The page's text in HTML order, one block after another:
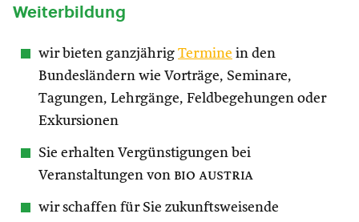
Weiterbildung
wir bieten ganzjährig Termine in den
Bundesländern wie Vorträge, Seminare,
Tagungen, Lehrgänge, Feldbegehungen oder
Exkursionen
Sie erhalten Vergünstigungen bei
Veranstaltungen von bio austria
wir schaffen für Sie zukunftsweisende